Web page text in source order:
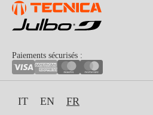
Paiements sécurisés :
IT EN FR